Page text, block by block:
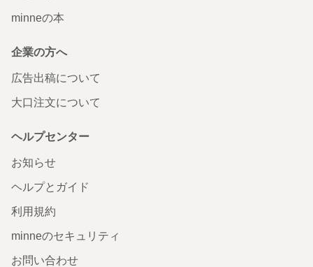
minneの本
企業の方へ
広告出稿について
大口注文について
ヘルプセンター
お知らせ
ヘルプとガイド
利用規約
minneのセキュリティ
お問い合わせ